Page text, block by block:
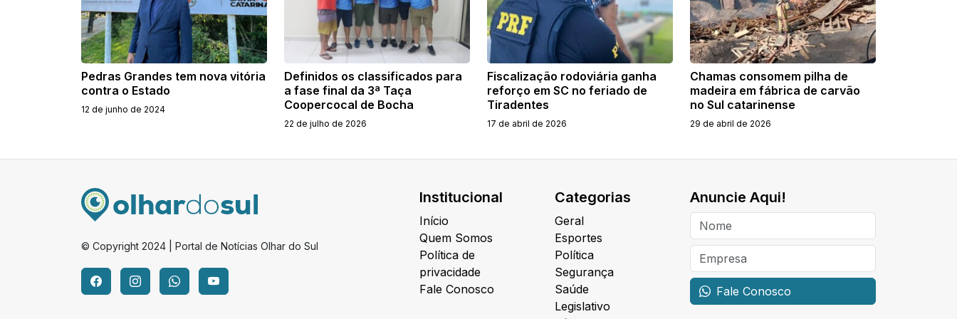
Pedras Grandes tem nova vitória
contra o Estado
12 de junho de 2024
Definidos os classificados para
a fase final da 3ª Taça
Coopercocal de Bocha
22 de julho de 2026
Fiscalização rodoviária ganha
reforço em SC no feriado de
Tiradentes
17 de abril de 2026
Chamas consomem pilha de
madeira em fábrica de carvão
no Sul catarinense
29 de abril de 2026
© Copyright 2024 | Portal de Notícias Olhar do Sul
Institucional
Início
Quem Somos
Política de
privacidade
Fale Conosco
Categorias
Geral
Esportes
Política
Segurança
Saúde
Legislativo
Anuncie Aqui!
Fale Conosco